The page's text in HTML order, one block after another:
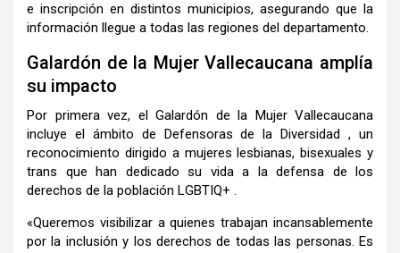
e inscripción en distintos municipios, asegurando que la
información llegue a todas las regiones del departamento.
Galardón de la Mujer Vallecaucana amplía
su impacto
Por primera vez, el Galardón de la Mujer Vallecaucana
incluye el ámbito de Defensoras de la Diversidad , un
reconocimiento dirigido a mujeres lesbianas, bisexuales y
trans que han dedicado su vida a la defensa de los
derechos de la población LGBTIQ+ .
«Queremos visibilizar a quienes trabajan incansablemente
por la inclusión y los derechos de todas las personas. Es